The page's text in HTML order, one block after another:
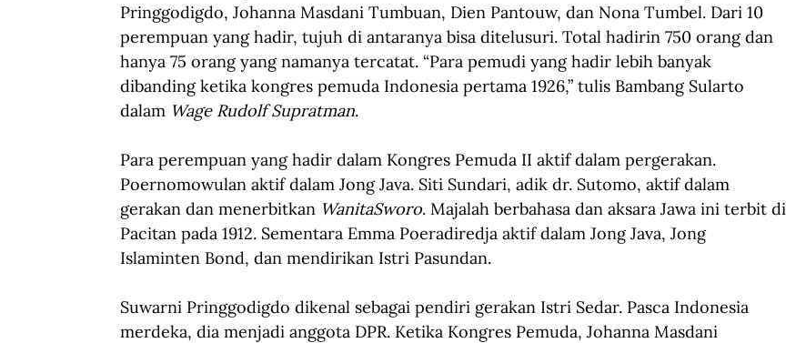
Pringgodigdo, Johanna Masdani Tumbuan, Dien Pantouw, dan Nona Tumbel. Dari 10
perempuan yang hadir, tujuh di antaranya bisa ditelusuri. Total hadirin 750 orang dan
hanya 75 orang yang namanya tercatat. “Para pemudi yang hadir lebih banyak
dibanding ketika kongres pemuda Indonesia pertama 1926,” tulis Bambang Sularto
dalam Wage Rudolf Supratman.
Para perempuan yang hadir dalam Kongres Pemuda II aktif dalam pergerakan.
Poernomowulan aktif dalam Jong Java. Siti Sundari, adik dr. Sutomo, aktif dalam
gerakan dan menerbitkan WanitaSworo. Majalah berbahasa dan aksara Jawa ini terbit di
Pacitan pada 1912. Sementara Emma Poeradiredja aktif dalam Jong Java, Jong
Islaminten Bond, dan mendirikan Istri Pasundan.
Suwarni Pringgodigdo dikenal sebagai pendiri gerakan Istri Sedar. Pasca Indonesia
merdeka, dia menjadi anggota DPR. Ketika Kongres Pemuda, Johanna Masdani